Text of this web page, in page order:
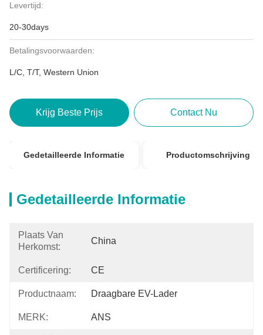
Levertijd:
20-30days
Betalingsvoorwaarden:
L/C, T/T, Western Union
Krijg Beste Prijs Contact Nu
Gedetailleerde Informatie Productomschrijving
Gedetailleerde Informatie
Plaats Van
Herkomst:
China
Certificering: CE
Productnaam: Draagbare EV-Lader
MERK: ANS